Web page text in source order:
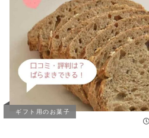
ギフト用のお菓子